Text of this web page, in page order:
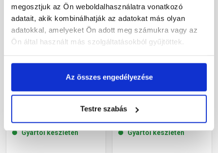
megosztjuk az Ön weboldalhasználatra vonatkozó
adatait, akik kombinálhatják az adatokat más olyan
adatokkal, amelyeket Ön adott meg számukra vagy az
Ön által használt más szolgáltatásokból gyűjtöttek.
Az összes engedélyezése
Testre szabás
Leier Gaia Brillant
burkolólap két élen kezelt,
40x60x3,8 cm
Gyártói készleten
Leier Rollo térkő fahéj
20x20x6 cm
Gyártói készleten